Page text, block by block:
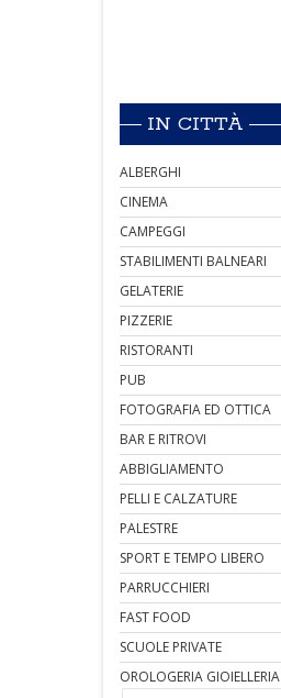
IN CITTÀ
ALBERGHI
CINEMA
CAMPEGGI
STABILIMENTI BALNEARI
GELATERIE
PIZZERIE
RISTORANTI
PUB
FOTOGRAFIA ED OTTICA
BAR E RITROVI
ABBIGLIAMENTO
PELLI E CALZATURE
PALESTRE
SPORT E TEMPO LIBERO
PARRUCCHIERI
FAST FOOD
SCUOLE PRIVATE
OROLOGERIA GIOIELLERIA